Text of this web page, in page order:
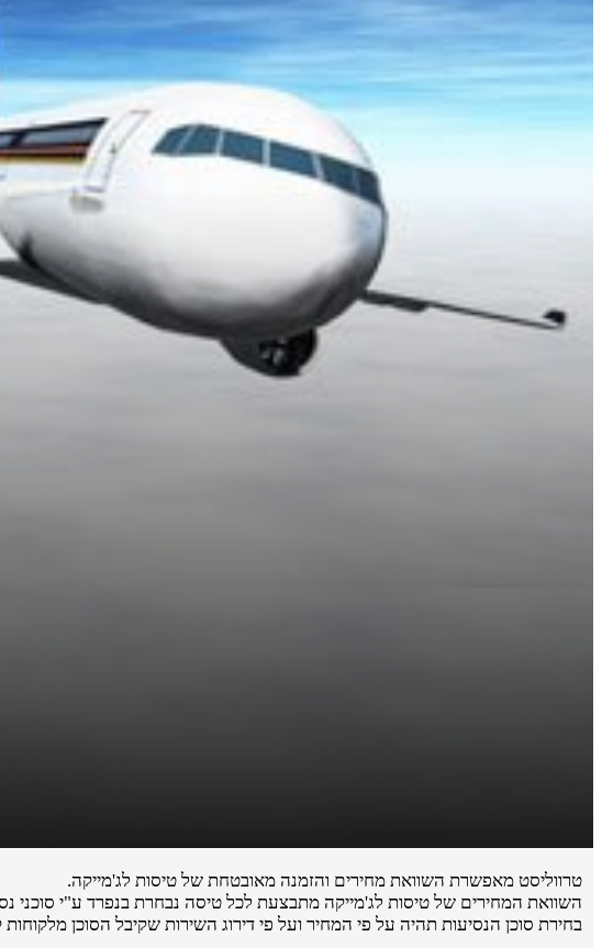
טרווליסט מאפשרת השוואת מחירים והזמנה מאובטחת של טיסות לג'מייקה.
השוואת המחירים של טיסות לג'מייקה מתבצעת לכל טיסה נבחרת בנפרד ע"י סוכני
בחירת סוכן הנסיעות תהיה על פי המחיר ועל פי דירוג השירות שקיבל הסוכן